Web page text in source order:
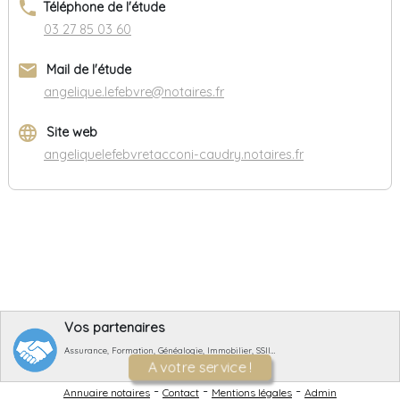
phone Téléphone de l'étude
03 27 85 03 60
email
Mail de l'étude
angelique.lefebvre@notaires.fr
language
Site web
angeliquelefebvretacconi-caudry.notaires.fr
Vos partenaires
Assurance, Formation, Généalogie, Immobilier, SSII…
A votre service !
Annuaire notaires-Contact-Mentions légales - Admin